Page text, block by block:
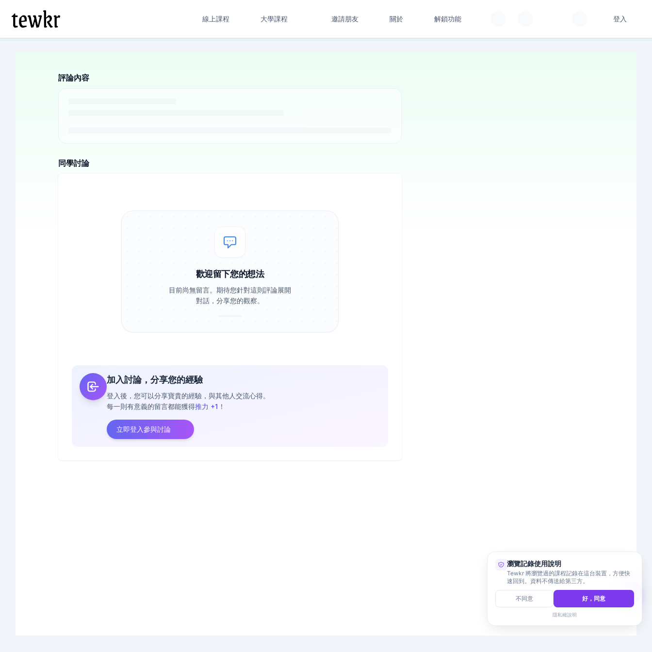
線上課程 大學課程 邀請朋友 關於 解鎖功能 登入
評論內容
同學討論
歡迎留下您的想法
目前尚無留言。期待您針對這則評論展開
對話，分享您的觀察。
加入討論，分享您的經驗
登入後，您可以分享寶貴的經驗，與其他人交流心得。
每一則有意義的留言都能獲得推力 +1 ！
立即登入參與討論
瀏覽記錄使用說明
Tewkr 將瀏覽過的課程記錄在這台裝置，方便快
速回到。資料不傳送給第三方。
不同意 好，同意
隱私權說明